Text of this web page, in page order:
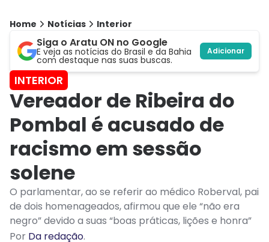
Home Notícias Interior
Siga o Aratu ON no Google
E veja as notícias do Brasil e da Bahia
com destaque nas suas buscas.
Adicionar
INTERIOR
Vereador de Ribeira do
Pombal é acusado de
racismo em sessão
solene
O parlamentar, ao se referir ao médico Roberval, pai
de dois homenageados, afirmou que ele “não era
negro” devido a suas “boas práticas, lições e honra”
Por Da redação.